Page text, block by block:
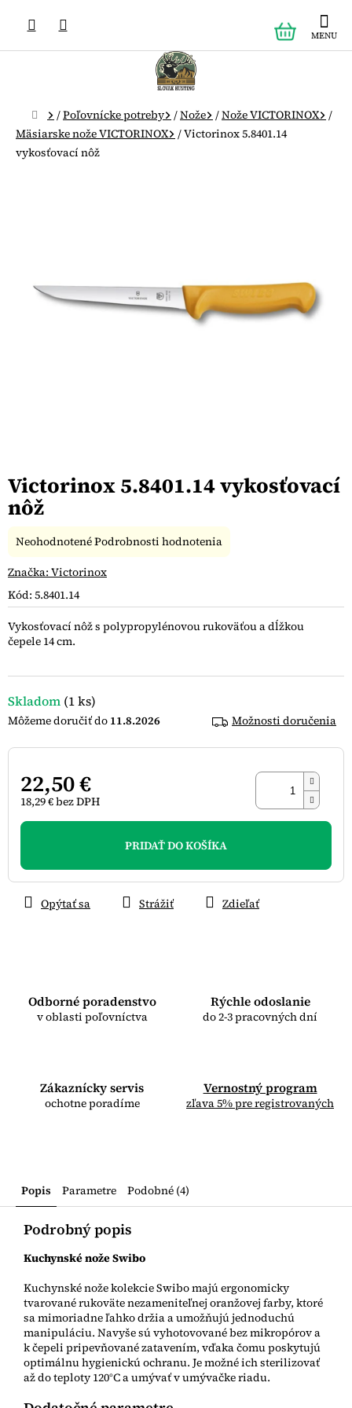
obsah
KOŠÍK
Domov
/Poľovnícke potreby /Nože /Nože VICTORINOX /
Mäsiarske nože VICTORINOX /Victorinox 5.8401.14
vykosťovací nôž
Victorinox 5.8401.14 vykosťovací
nôž
Kód: 5.8401.14
Skladom (1 ks)
11.8.2026 Možnosti doručenia
22,50 €
18,29 € bez DPH
Jednotková
PRIDAŤ DO KOŠÍKA
Odborné poradenstvo
v oblasti poľovníctva
Rýchle odoslanie
do 2-3 pracovných dní
Zákaznícky servis
ochotne poradíme
Vernostný program
zľava 5% pre registrovaných
Vykosťovací nôž s polypropylénovou rukoväťou a dĺžkou
čepele 14 cm.
Opýtať sa Strážiť Zdieľať
Priemerné
produktu
0,0
5
hviezdičiek.
NeohodnotenéPodrobnosti hodnotenia
Značka: Victorinox
Popis Parametre Podobné (4)
Podrobný popis
Kuchynské nože Swibo
Kuchynské nože kolekcie Swibo majú ergonomicky
tvarované rukoväte nezameniteľnej oranžovej farby, ktoré
sa mimoriadne ľahko držia a umožňujú jednoduchú
manipuláciu. Navyše sú vyhotovované bez mikropórov a
k čepeli pripevňované zatavením, vďaka čomu poskytujú
optimálnu hygienickú ochranu. Je možné ich sterilizovať
až do teploty 120°C a umývať v umývačke riadu.